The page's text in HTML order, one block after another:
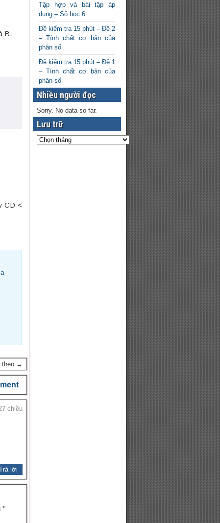
B.
CD <
theo →
chiều
lời
*
Tập hợp và bài tập áp
dụng – Số học 6
Đề kiểm tra 15 phút – Đề 2
– Tính chất cơ bản của
phân số
Đề kiểm tra 15 phút – Đề 1
– Tính chất cơ bản của
phân số
Nhiều người đọc
Sorry. No data so far.
Lưu trữ